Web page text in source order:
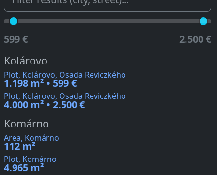
599 € 2.500 €
Kolárovo
Plot, Kolárovo, Osada Reviczkého
1.198 m² • 599 €
Plot, Kolárovo, Osada Reviczkého
4.000 m² • 2.500 €
Komárno
Area, Komárno
112 m²
Plot, Komárno
4.965 m²